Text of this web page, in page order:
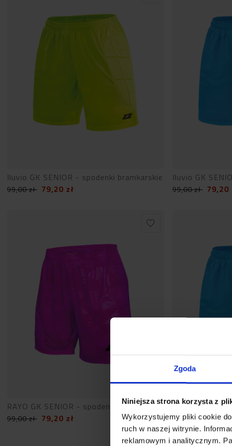
Zgoda
Niniejsza strona korzysta z
Wykorzystujemy pliki cookie
ruch w naszej witrynie.
reklamowym i analitycznym.
Iluvio GK SENIOR - spodenki bramkarskie
99,00zł 79,20 zł
Iluvio GK
99,00zł 79,20
RAYO GK SENIOR - spodenki bramkarskie
99,00zł 79,20 zł
Iluvio GK
99,00zł 79,20